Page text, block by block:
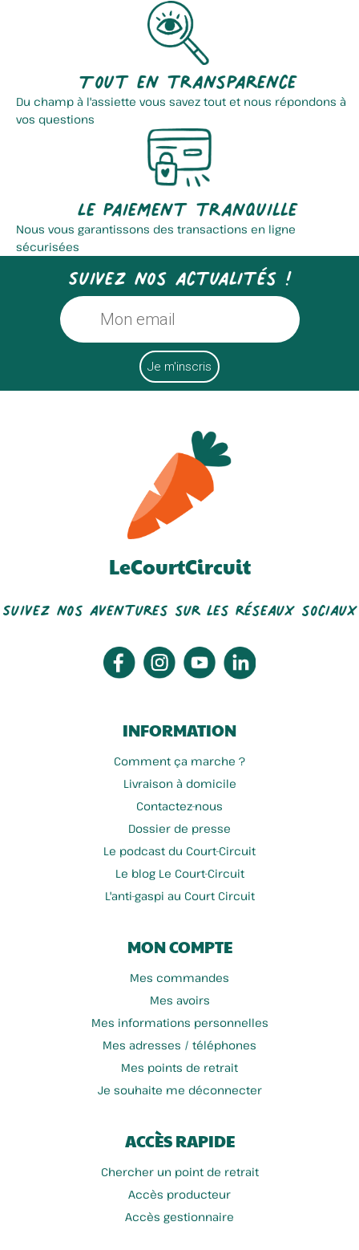
Tout en transparence
Du champ à l'assiette vous savez tout et nous répondons à
vos questions
Le paiement tranquille
Nous vous garantissons des transactions en ligne
sécurisées
Suivez nos actualités !
LeCourtCircuit
Suivez nos aventures sur les réseaux sociaux
INFORMATION
Comment ça marche ?
Livraison à domicile
Contactez-nous
Dossier de presse
Le podcast du Court-Circuit
Le blog Le Court-Circuit
L'anti-gaspi au Court Circuit
MON COMPTE
Mes commandes
Mes avoirs
Mes informations personnelles
Mes adresses / téléphones
Mes points de retrait
Je souhaite me déconnecter
ACCÈS RAPIDE
Chercher un point de retrait
Accès producteur
Accès gestionnaire